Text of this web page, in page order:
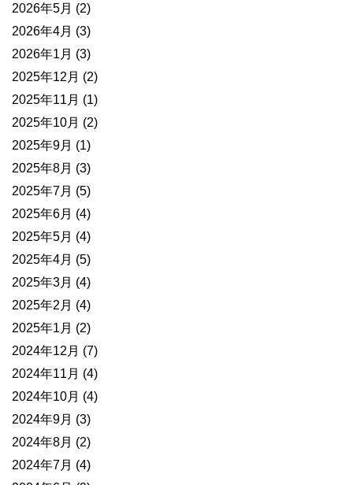
2026年5月 (2)
2026年4月 (3)
2026年1月 (3)
2025年12月 (2)
2025年11月 (1)
2025年10月 (2)
2025年9月 (1)
2025年8月 (3)
2025年7月 (5)
2025年6月 (4)
2025年5月 (4)
2025年4月 (5)
2025年3月 (4)
2025年2月 (4)
2025年1月 (2)
2024年12月 (7)
2024年11月 (4)
2024年10月 (4)
2024年9月 (3)
2024年8月 (2)
2024年7月 (4)